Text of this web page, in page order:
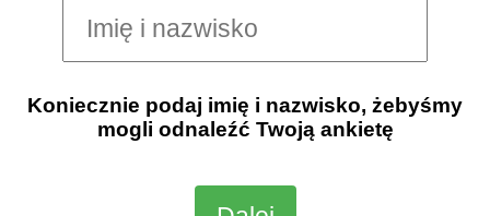
Koniecznie podaj imię i nazwisko, żebyśmy
mogli odnaleźć Twoją ankietę